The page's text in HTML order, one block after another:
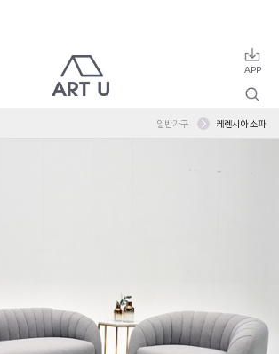
일반가구 케렌시아 소파